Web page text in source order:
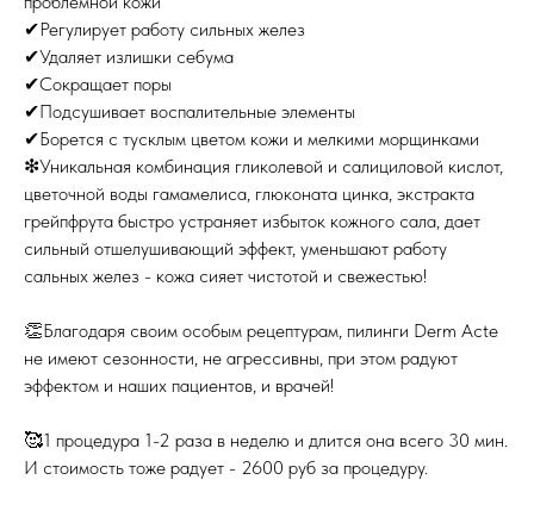
✔Регулирует работу сильных желез
✔Удаляет излишки себума
✔Сокращает поры
✔Подсушивает воспалительные элементы
✔Борется с тусклым цветом кожи и мелкими морщинками
❇Уникальная комбинация гликолевой и салициловой кислот,
цветочной воды гамамелиса, глюконата цинка, экстракта
грейпфрута быстро устраняет избыток кожного сала, дает
сильный отшелушивающий эффект, уменьшают работу
сальных желез - кожа сияет чистотой и свежестью!
👏Благодаря своим особым рецептурам, пилинги Derm Acte
не имеют сезонности, не агрессивны, при этом радуют
эффектом и наших пациентов, и врачей!
🥰1 процедура 1-2 раза в неделю и длится она всего 30 мин.
И стоимость тоже радует - 2600 руб за процедуру.